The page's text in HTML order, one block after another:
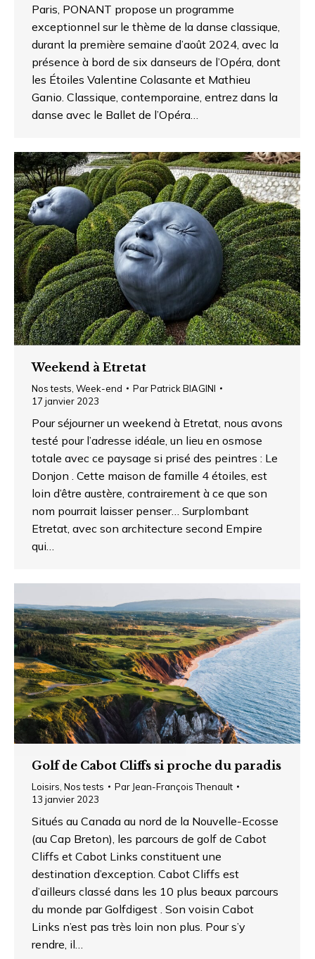
Paris, PONANT propose un programme
exceptionnel sur le thème de la danse classique,
durant la première semaine d’août 2024, avec la
présence à bord de six danseurs de l’Opéra, dont
les Étoiles Valentine Colasante et Mathieu
Ganio. Classique, contemporaine, entrez dans la
danse avec le Ballet de l’Opéra…
Weekend à Etretat
Nos tests, Week-end ParPatrick BIAGINI
17 janvier 2023
Pour séjourner un weekend à Etretat, nous avons
testé pour l’adresse idéale, un lieu en osmose
totale avec ce paysage si prisé des peintres : Le
Donjon . Cette maison de famille 4 étoiles, est
loin d’être austère, contrairement à ce que son
nom pourrait laisser penser… Surplombant
Etretat, avec son architecture second Empire
qui…
Golf de Cabot Cliffs si proche du paradis
Loisirs, Nos tests Par Jean-François Thenault
13 janvier 2023
Situés au Canada au nord de la Nouvelle-Ecosse
(au Cap Breton), les parcours de golf de Cabot
Cliffs et Cabot Links constituent une
destination d’exception. Cabot Cliffs est
d’ailleurs classé dans les 10 plus beaux parcours
du monde par Golfdigest . Son voisin Cabot
Links n’est pas très loin non plus. Pour s’y
rendre, il…